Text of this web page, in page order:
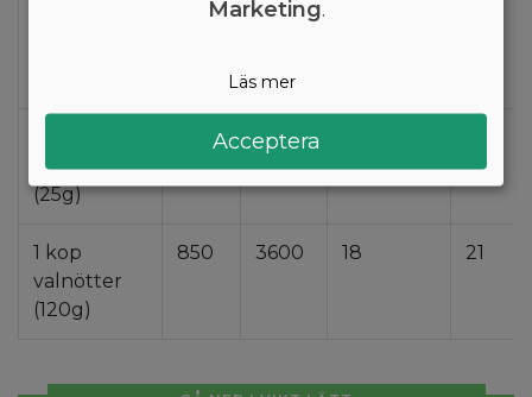
3500 15000
valnötter
(25g)
710
1 kop
valnötter
(120g)
850 3600 18 21
Marketing.
Läs mer
Acceptera